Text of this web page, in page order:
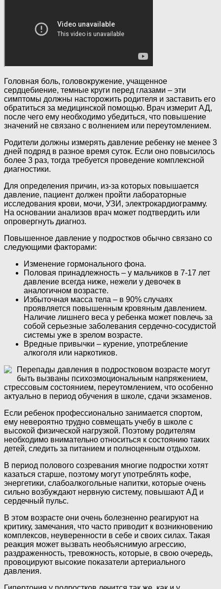
Головная боль, головокружение, учащенное
сердцебиение, темные круги перед глазами – эти
симптомы должны насторожить родителя и заставить его
обратиться за медицинской помощью. Врач измерит АД,
после чего ему необходимо убедиться, что повышение
значений не связано с волнением или переутомлением.
Родители должны измерять давление ребенку не менее 3
дней подряд в разное время суток. Если оно повысилось
более 3 раз, тогда требуется проведение комплексной
диагностики.
Для определения причин, из-за которых повышается
давление, пациент должен пройти лабораторные
исследования крови, мочи, УЗИ, электрокардиограмму.
На основании анализов врач может подтвердить или
опровергнуть диагноз.
Повышенное давление у подростков обычно связано со
следующими факторами:
Изменение гормонального фона.
Половая принадлежность – у мальчиков в 7-17 лет
давление всегда ниже, нежели у девочек в
аналогичном возрасте.
Избыточная масса тела – в 90% случаях
проявляется повышенным кровяным давлением.
Наличие лишнего веса у ребенка может повлечь за
собой серьезные заболевания сердечно-сосудистой
системы уже в зрелом возрасте.
Вредные привычки – курение, употребление
алкоголя или наркотиков.
Перепады давления в подростковом возрасте могут
быть вызваны психоэмоциональным напряжением,
стрессовым состоянием, переутомлением, что особенно
актуально в период обучения в школе, сдачи экзаменов.
Если ребенок профессионально занимается спортом,
ему невероятно трудно совмещать учебу в школе с
высокой физической нагрузкой. Поэтому родителям
необходимо внимательно относиться к состоянию таких
детей, следить за питанием и полноценным отдыхом.
В период полового созревания многие подростки хотят
казаться старше, поэтому могут употреблять кофе,
энергетики, слабоалкогольные напитки, которые очень
сильно возбуждают нервную систему, повышают АД и
сердечный пульс.
В этом возрасте они очень болезненно реагируют на
критику, замечания, что часто приводит к возникновению
комплексов, неуверенности в себе и своих силах. Такая
реакция может вызвать необъяснимую агрессию,
раздраженность, тревожность, которые, в свою очередь,
провоцируют высокие показатели артериального
давления.